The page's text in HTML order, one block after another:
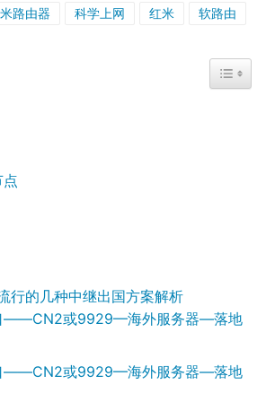
路由器 科学上网 红米 软路由
行的几种中继出国方案解析
——CN2或9929—海外服务器—落地
——CN2或9929—海外服务器—落地